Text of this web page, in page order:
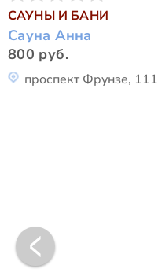
САУНЫ И БАНИ
Сауна Анна
800 руб.
проспект Фрунзе, 111